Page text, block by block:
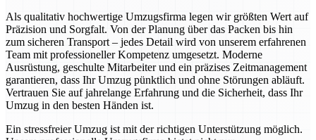
Als qualitativ hochwertige Umzugsfirma legen wir größten Wert auf
Präzision und Sorgfalt. Von der Planung über das Packen bis hin
zum sicheren Transport – jedes Detail wird von unserem erfahrenen
Team mit professioneller Kompetenz umgesetzt. Moderne
Ausrüstung, geschulte Mitarbeiter und ein präzises Zeitmanagement
garantieren, dass Ihr Umzug pünktlich und ohne Störungen abläuft.
Vertrauen Sie auf jahrelange Erfahrung und die Sicherheit, dass Ihr
Umzug in den besten Händen ist.
Ein stressfreier Umzug ist mit der richtigen Unterstützung möglich.